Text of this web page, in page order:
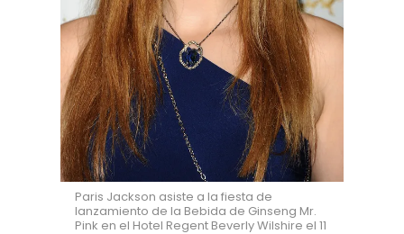
Paris Jackson asiste a la fiesta de
lanzamiento de la Bebida de Ginseng Mr.
Pink en el Hotel Regent Beverly Wilshire el 11